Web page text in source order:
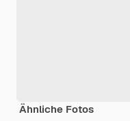
Ähnliche Fotos